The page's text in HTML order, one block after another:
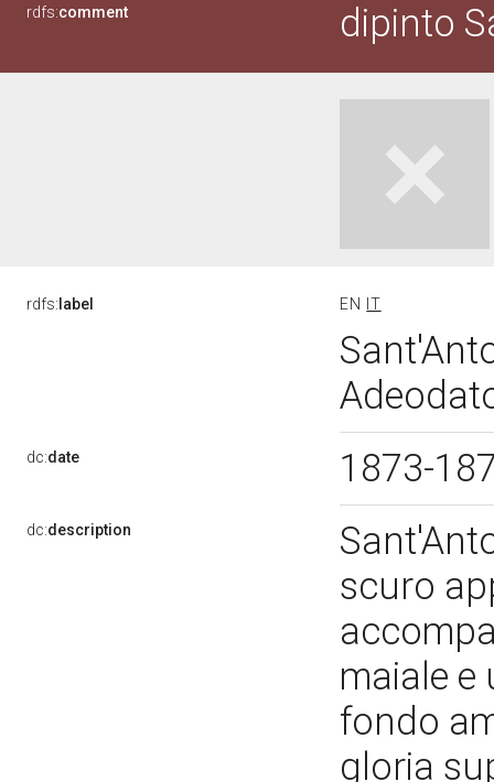
rdfs:comment dipinto
rdfs: label EN IT
dc:date 1873-
dc:description
scuro
maiale e
fondo
gloria